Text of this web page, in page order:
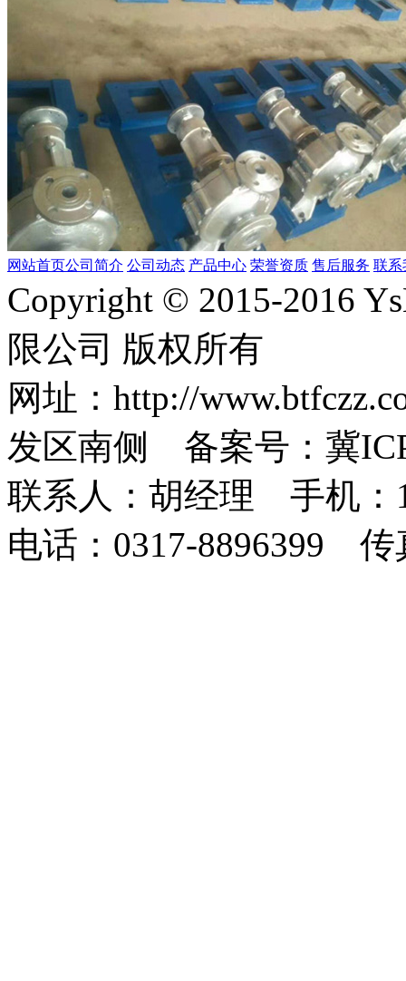
网站首页公司简介 公司动态 产品中心 荣誉资质 售后服务 联系
Copyright © 2015-2016
限公司 版权所有
网址：http://
发区南侧 备案号：冀
联系人：胡经理 手机
电话：0317-8896399